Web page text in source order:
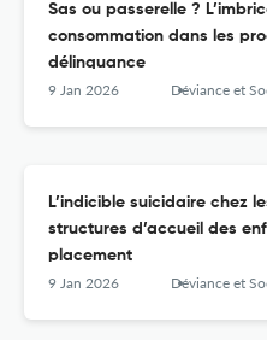
Sas ou passerelle ?
consommation dans les
délinquance
9 Jan 2026 Déviance et
L’indicible suicidaire chez
structures d’accueil des
placement
9 Jan 2026 Déviance et